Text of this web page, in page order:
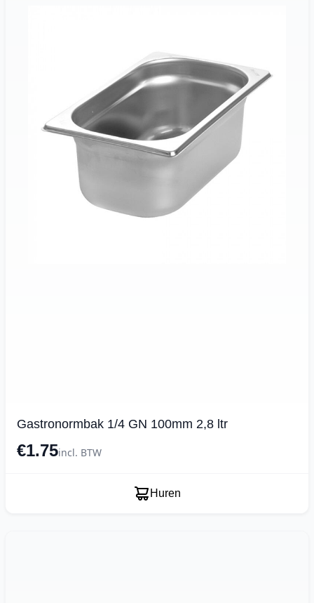
Gastronormbak 1/4 GN 100mm 2,8 ltr
€1.75incl. BTW
Huren